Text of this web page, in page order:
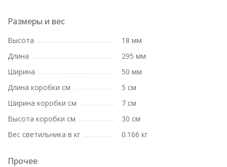
Размеры и вес
Высота
18 мм
Длина
295 мм
Ширина
50 мм
Длина коробки см
5 см
Ширина коробки см
7 см
Высота коробки см
30 см
Вес светильника в кг
0.166 кг
Прочее